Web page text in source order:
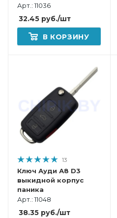
Арт.: 11036
32.45 руб./шт
В КОРЗИНУ
13
Ключ Ауди А8 D3
выкидной корпус
паника
Арт.: 11048
38.35 руб./шт